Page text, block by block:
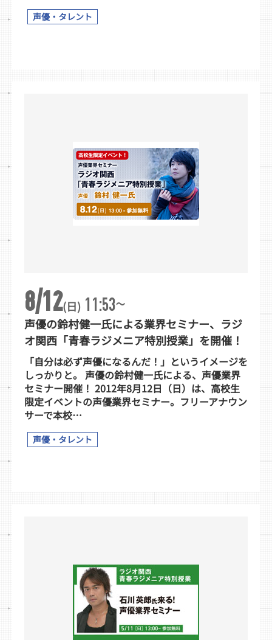
声優・タレント
8/12(日) 11:53~
声優の鈴村健一氏による業界セミナー、ラジ
オ関西「青春ラジメニア特別授業」を開催！
「自分は必ず声優になるんだ！」というイメージを
しっかりと。 声優の鈴村健一氏による、声優業界
セミナー開催！ 2012年8月12日（日）は、高校生
限定イベントの声優業界セミナー。フリーアナウン
サーで本校…
声優・タレント